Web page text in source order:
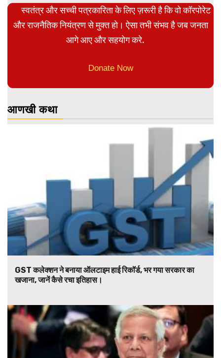
स्वतंत्र और सच्ची पत्रकारिता के लिए ज़रूरी है कि वो कॉरपोरेट
और राजनैतिक नियंत्रण से मुक्त हो। ऐसा तभी संभव है जब जनता
आगे आए और सहयोग करे.
Donate Now
आणखी कथा
GST कलेक्शन ने बनाया ऑलटाइम हाई रिकॉर्ड, भर गया सरकार का
खजाना, जानें कैसे रचा इतिहास।